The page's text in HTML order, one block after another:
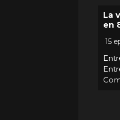
La
en
15